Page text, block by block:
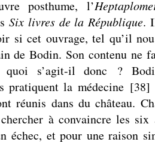
posthume, l’
Six livres de la République.
si cet ouvrage, tel qu’il
de Bodin. Son contenu ne
s’agit-il donc ?
pratiquent la médecine[38]
réunis dans du château.
à convaincre les six
échec, et pour une raison